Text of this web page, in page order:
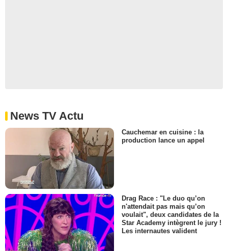
News TV Actu
Cauchemar en cuisine : la
production lance un appel
Drag Race : "Le duo qu’on
n'attendait pas mais qu’on
voulait", deux candidates de la
Star Academy intègrent le jury !
Les internautes valident